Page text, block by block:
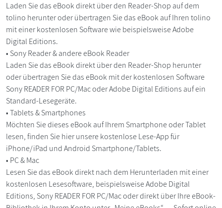
Laden Sie das eBook direkt über den Reader-Shop auf dem
tolino herunter oder übertragen Sie das eBook auf Ihren tolino
mit einer kostenlosen Software wie beispielsweise Adobe
Digital Editions.
• Sony Reader & andere eBook Reader
Laden Sie das eBook direkt über den Reader-Shop herunter
oder übertragen Sie das eBook mit der kostenlosen Software
Sony READER FOR PC/Mac oder Adobe Digital Editions auf ein
Standard-Lesegeräte.
• Tablets & Smartphones
Möchten Sie dieses eBook auf Ihrem Smartphone oder Tablet
lesen, finden Sie hier unsere kostenlose Lese-App für
iPhone/iPad und Android Smartphone/Tablets.
• PC & Mac
Lesen Sie das eBook direkt nach dem Herunterladen mit einer
kostenlosen Lesesoftware, beispielsweise Adobe Digital
Editions, Sony READER FOR PC/Mac oder direkt über Ihre eBook-